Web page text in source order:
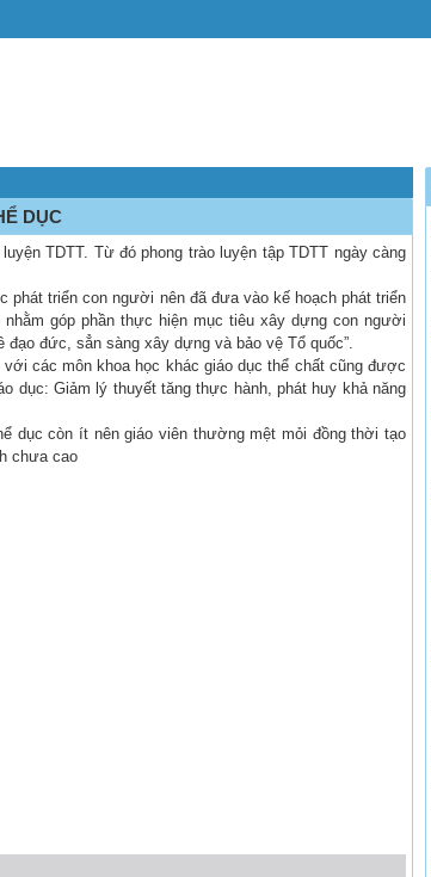
DỤC
TDTT. Từ đó phong trào luyện tập TDTT ngày càng
triển con người nên đã đưa vào kế hoạch phát triển
góp phần thực hiện mục tiêu xây dựng con người
đức, sẳn sàng xây dựng và bảo vệ Tổ quốc”.
các môn khoa học khác giáo dục thể chất cũng được
dục: Giảm lý thuyết tăng thực hành, phát huy khả năng
dục còn ít nên giáo viên thường mệt mỏi đồng thời tạo
chưa cao